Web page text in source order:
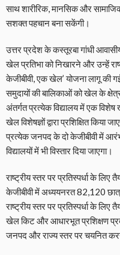
साथ शारीरिक, मानसिक और
सशक्त पहचान बना सकेंगी।
उत्तर प्रदेश के कस्तूरबा गांधी
खेल प्रतिभा को निखारने और उन्हें
केजीबीवी, एक खेल’ योजना लागू की
समुदायों की बालिकाओं को खेल के
अंतर्गत प्रत्येक विद्यालय में एक
खेल विशेषज्ञों द्वारा प्रशिक्षित
प्रत्येक जनपद के दो केजीबीवी में
विद्यालयों में भी विस्तार दिया जाएगा।
राष्ट्रीय स्तर पर प्रतिस्पर्धा के लिए
केजीबीवी में अध्ययनरत 82,120
राष्ट्रीय स्तर पर प्रतिस्पर्धा के
खेल किट और आधारभूत प्रशिक्षण
जनपद और राज्य स्तर पर चयनित